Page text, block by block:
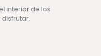
interior de los
disfrutar.